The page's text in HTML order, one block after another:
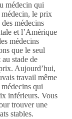
médecin qui
médecin, le prix
médecins
et l’Amérique
médecins
que le seul
stade de
Aujourd’hui,
travail même
qui
inférieurs. Vous
trouver une
stables.